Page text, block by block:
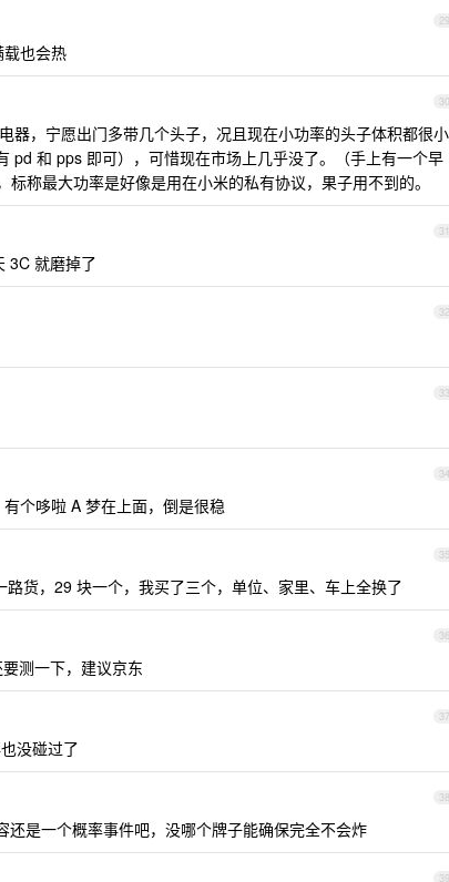
29
也会热
30
器，宁愿出门多带几个头子，况且现在小功率的头子体积都很小
pd 和 pps 即可），可惜现在市场上几乎没了。（手上有一个早
称最大功率是好像是用在小米的私有协议，果子用不到的。
31
3C 就磨掉了
32
33
34
个哆啦 A 梦在上面，倒是很稳
35
货，29 块一个，我买了三个，单位、家里、车上全换了
36
测一下，建议京东
37
没碰过了
38
是一个概率事件吧，没哪个牌子能确保完全不会炸
39